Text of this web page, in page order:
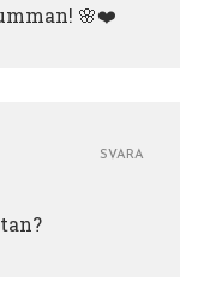
🌸❤️
SVARA